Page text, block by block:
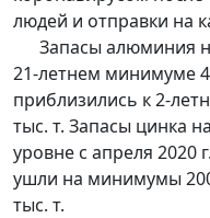
людей и отправки на
Запасы алюминия
21-летнем минимуме
приблизились к 2-
тыс. т. Запасы цинка
уровне с апреля 2020
ушли на минимумы
тыс. т.